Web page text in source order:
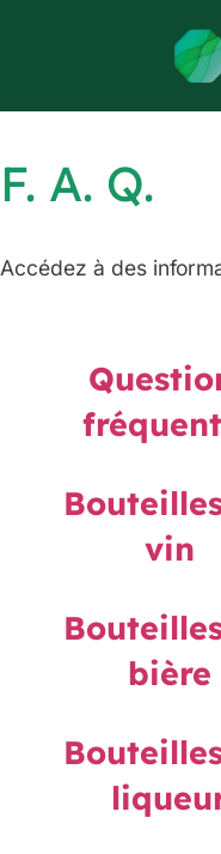
F. A. Q.
Accédez à des
vin
bière